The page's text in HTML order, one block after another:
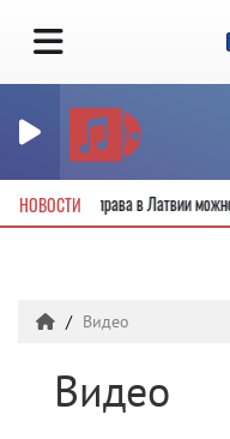
НОВОСТИ
водительские права в Латвии
Видео
Видео